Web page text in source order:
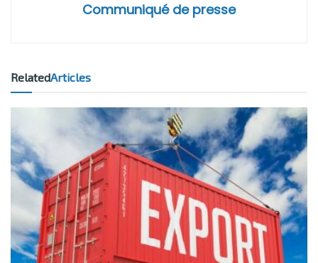
Communiqué de presse
RelatedArticles